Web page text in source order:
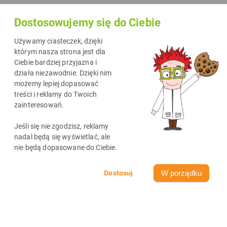
Dostosowujemy się do Ciebie
Używamy ciasteczek, dzięki
którym nasza strona jest dla
Ciebie bardziej przyjazna i
działa niezawodnie. Dzięki nim
możemy lepiej dopasować
treści i reklamy do Twoich
zainteresowań.
Jeśli się nie zgodzisz, reklamy
nadal będą się wyświetlać, ale
nie będą dopasowane do Ciebie.
W porządku
Najnowsze wpisy
zobacz wszystkie